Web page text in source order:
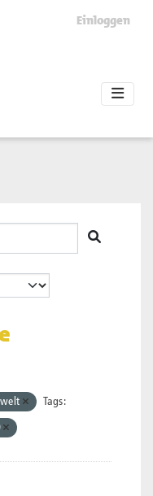
Einloggen
Tags: